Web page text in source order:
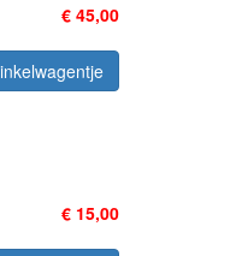
€ 45,00
€ 15,00